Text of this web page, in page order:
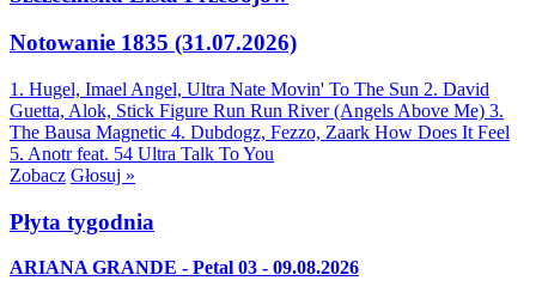
Notowanie 1835 (31.07.2026)
1. Hugel, Imael Angel, Ultra Nate Movin' To The Sun 2. David
Guetta, Alok, Stick Figure Run Run River (Angels Above Me) 3.
The Bausa Magnetic 4. Dubdogz, Fezzo, Zaark How Does It Feel
5. Anotr feat. 54 Ultra Talk To You
Zobacz Głosuj »
Płyta tygodnia
ARIANA GRANDE - Petal 03 - 09.08.2026